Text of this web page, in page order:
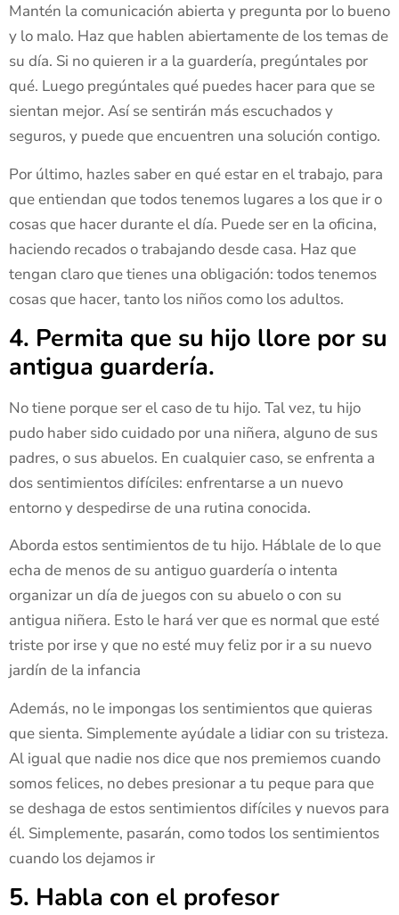
Mantén la comunicación abierta y pregunta por lo bueno
y lo malo. Haz que hablen abiertamente de los temas de
su día. Si no quieren ir a la guardería, pregúntales por
qué. Luego pregúntales qué puedes hacer para que se
sientan mejor. Así se sentirán más escuchados y
seguros, y puede que encuentren una solución contigo.
Por último, hazles saber en qué estar en el trabajo, para
que entiendan que todos tenemos lugares a los que ir o
cosas que hacer durante el día. Puede ser en la oficina,
haciendo recados o trabajando desde casa. Haz que
tengan claro que tienes una obligación: todos tenemos
cosas que hacer, tanto los niños como los adultos.
4. Permita que su hijo llore por su
antigua guardería.
No tiene porque ser el caso de tu hijo. Tal vez, tu hijo
pudo haber sido cuidado por una niñera, alguno de sus
padres, o sus abuelos. En cualquier caso, se enfrenta a
dos sentimientos difíciles: enfrentarse a un nuevo
entorno y despedirse de una rutina conocida.
Aborda estos sentimientos de tu hijo. Háblale de lo que
echa de menos de su antiguo guardería o intenta
organizar un día de juegos con su abuelo o con su
antigua niñera. Esto le hará ver que es normal que esté
triste por irse y que no esté muy feliz por ir a su nuevo
jardín de la infancia
Además, no le impongas los sentimientos que quieras
que sienta. Simplemente ayúdale a lidiar con su tristeza.
Al igual que nadie nos dice que nos premiemos cuando
somos felices, no debes presionar a tu peque para que
se deshaga de estos sentimientos difíciles y nuevos para
él. Simplemente, pasarán, como todos los sentimientos
cuando los dejamos ir
5. Habla con el profesor